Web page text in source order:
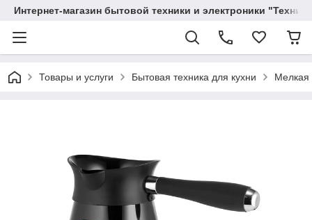
Интернет-магазин бытовой техники и электроники
Товары и услуги Бытовая техника для кухни Мелкая